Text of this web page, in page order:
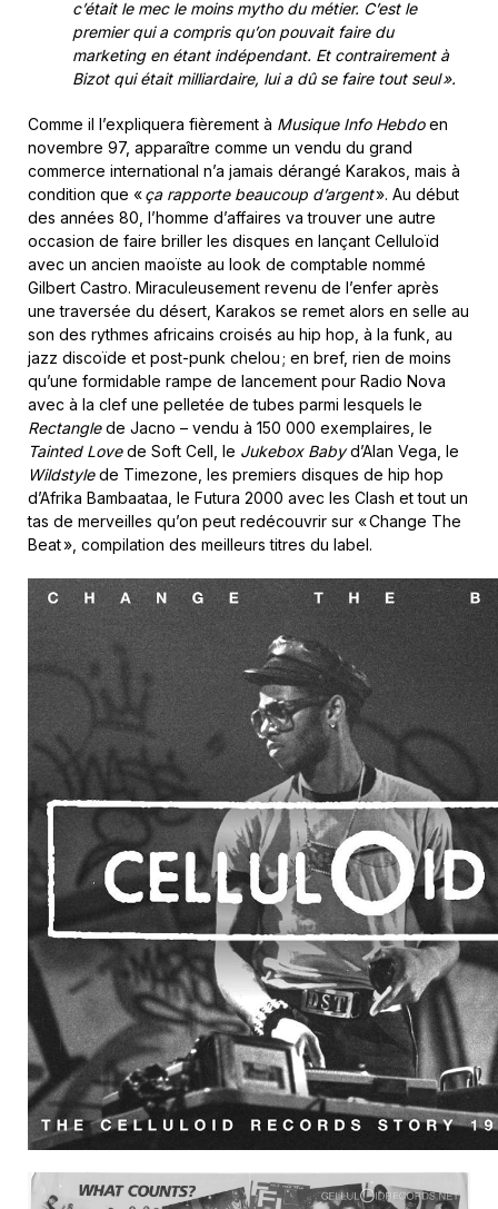
c’était le mec le moins mytho du métier. C’est le
premier qui a compris qu’on pouvait faire du
marketing en étant indépendant. Et contrairement à
Bizot qui était milliardaire, lui a dû se faire tout seul ».
Comme il l’expliquera fièrement à Musique Info Hebdoen
novembre 97, apparaître comme un vendu du grand
commerce international n’a jamais dérangé Karakos, mais à
condition que «ça rapporte beaucoup d’argent». Au début
des années 80, l’homme d’affaires va trouver une autre
occasion de faire briller les disques en lançant Celluloïd
avec un ancien maoïste au look de comptable nommé
Gilbert Castro. Miraculeusement revenu de l’enfer après
une traversée du désert, Karakos se remet alors en selle au
son des rythmes africains croisés au hip hop, à la funk, au
jazz discoïde et post-punk chelou ; en bref, rien de moins
qu’une formidable rampe de lancement pour Radio Nova
avec à la clef une pelletée de tubes parmi lesquels le
Rectanglede Jacno – vendu à 150 000 exemplaires, le
Tainted Lovede Soft Cell, le Jukebox Babyd’Alan Vega, le
Wildstylede Timezone, les premiers disques de hip hop
d’Afrika Bambaataa, le Futura 2000 avec les Clash et tout un
tas de merveilles qu’on peut redécouvrir sur « Change The
Beat », compilation des meilleurs titres du label.